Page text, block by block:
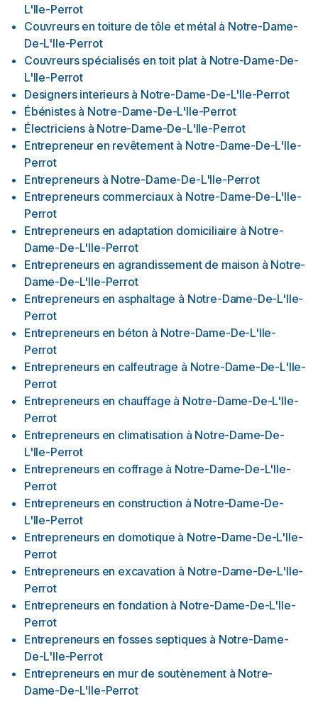
L'Ile-Perrot
Couvreurs en toiture de tôle et métal à Notre-Dame-
De-L'Ile-Perrot
Couvreurs spécialisés en toit plat à Notre-Dame-De-
L'Ile-Perrot
Designers interieurs à Notre-Dame-De-L'Ile-Perrot
Ébénistes à Notre-Dame-De-L'Ile-Perrot
Électriciens à Notre-Dame-De-L'Ile-Perrot
Entrepreneur en revêtement à Notre-Dame-De-L'Ile-
Perrot
Entrepreneurs à Notre-Dame-De-L'Ile-Perrot
Entrepreneurs commerciaux à Notre-Dame-De-L'Ile-
Perrot
Entrepreneurs en adaptation domiciliaire à Notre-
Dame-De-L'Ile-Perrot
Entrepreneurs en agrandissement de maison à Notre-
Dame-De-L'Ile-Perrot
Entrepreneurs en asphaltage à Notre-Dame-De-L'Ile-
Perrot
Entrepreneurs en béton à Notre-Dame-De-L'Ile-
Perrot
Entrepreneurs en calfeutrage à Notre-Dame-De-L'Ile-
Perrot
Entrepreneurs en chauffage à Notre-Dame-De-L'Ile-
Perrot
Entrepreneurs en climatisation à Notre-Dame-De-
L'Ile-Perrot
Entrepreneurs en coffrage à Notre-Dame-De-L'Ile-
Perrot
Entrepreneurs en construction à Notre-Dame-De-
L'Ile-Perrot
Entrepreneurs en domotique à Notre-Dame-De-L'Ile-
Perrot
Entrepreneurs en excavation à Notre-Dame-De-L'Ile-
Perrot
Entrepreneurs en fondation à Notre-Dame-De-L'Ile-
Perrot
Entrepreneurs en fosses septiques à Notre-Dame-
De-L'Ile-Perrot
Entrepreneurs en mur de soutènement à Notre-
Dame-De-L'Ile-Perrot